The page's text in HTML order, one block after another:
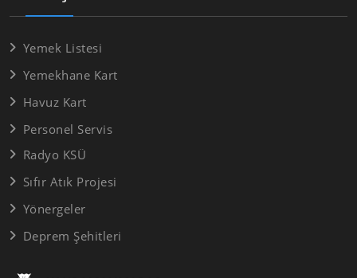
Yemek Listesi
Yemekhane Kart
Havuz Kart
Personel Servis
Radyo KSÜ
Sıfır Atık Projesi
Yönergeler
Deprem Şehitleri